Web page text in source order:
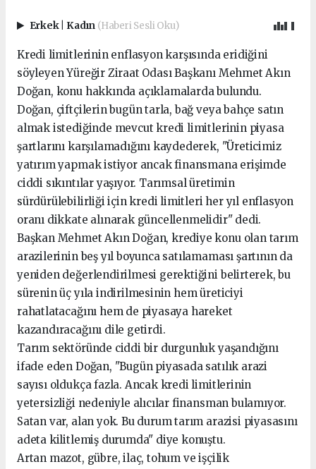
Erkek Kadın (Haberi Sesli Oku)
Kredi limitlerinin enflasyon karşısında eridiğini
söyleyen Yüreğir Ziraat Odası Başkanı Mehmet Akın
Doğan, konu hakkında açıklamalarda bulundu.
Doğan, çiftçilerin bugün tarla, bağ veya bahçe satın
almak istediğinde mevcut kredi limitlerinin piyasa
şartlarını karşılamadığını kaydederek, "Üreticimiz
yatırım yapmak istiyor ancak finansmana erişimde
ciddi sıkıntılar yaşıyor. Tarımsal üretimin
sürdürülebilirliği için kredi limitleri her yıl enflasyon
oranı dikkate alınarak güncellenmelidir" dedi.
Başkan Mehmet Akın Doğan, krediye konu olan tarım
arazilerinin beş yıl boyunca satılamaması şartının da
yeniden değerlendirilmesi gerektiğini belirterek, bu
sürenin üç yıla indirilmesinin hem üreticiyi
rahatlatacağını hem de piyasaya hareket
kazandıracağını dile getirdi.
Tarım sektöründe ciddi bir durgunluk yaşandığını
ifade eden Doğan, "Bugün piyasada satılık arazi
sayısı oldukça fazla. Ancak kredi limitlerinin
yetersizliği nedeniyle alıcılar finansman bulamıyor.
Satan var, alan yok. Bu durum tarım arazisi piyasasını
adeta kilitlemiş durumda" diye konuştu.
Artan mazot, gübre, ilaç, tohum ve işçilik